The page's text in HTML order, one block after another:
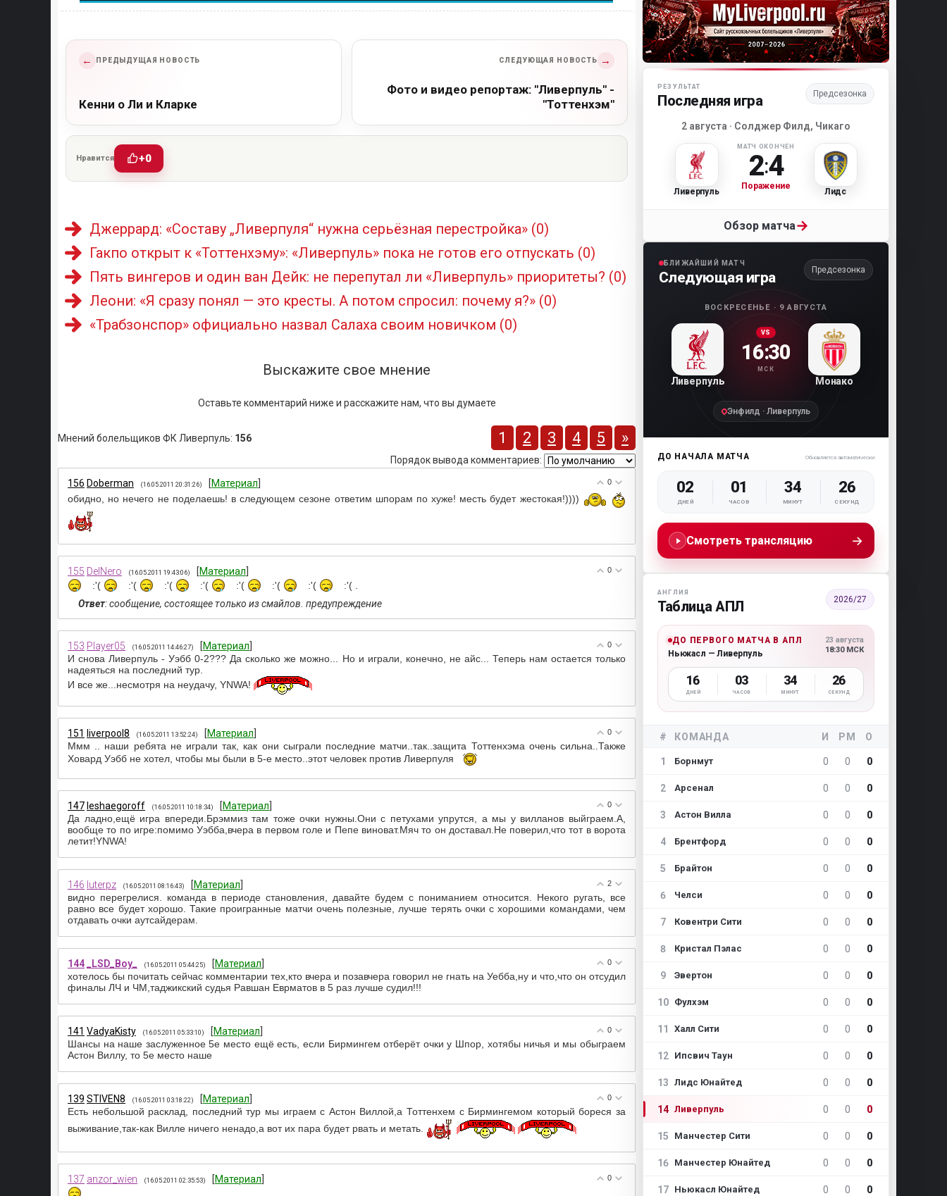
← ПРЕДЫДУЩАЯ НОВОСТЬ
Кенни о Ли и Кларке
СЛЕДУЮЩАЯ НОВОСТЬ →
Фото и видео репортаж: "Ливерпуль" -
"Тоттенхэм"
Нравится +0
Джеррард: «Составу „Ливерпуля“ нужна серьёзная перестройка» (0)
Гакпо открыт к «Тоттенхэму»: «Ливерпуль» пока не готов его отпускать (0)
Пять вингеров и один ван Дейк: не перепутал ли «Ливерпуль» приоритеты? (0)
Леони: «Я сразу понял — это кресты. А потом спросил: почему я?» (0)
«Трабзонспор» официально назвал Салаха своим новичком (0)
Выскажите свое мнение
Оставьте комментарий ниже и расскажите нам, что вы думаете
Мнений болельщиков ФК Ливерпуль: 156 1 2 3 4 5 »
Порядок вывода комментариев:
0
156 Doberman (16.05.2011 20:31:26) [Материал
обидно, но нечего не поделаешь! в следующем сезоне ответим шпорам по хуже! месть будет жестокая!))))
0
155 DelNero (16.05.2011 19:43:06) [Материал
:'(
:'( :'( :'( :'( :'( :'(
:'( .
Ответ: сообщение, состоящее только из смайлов. предупреждение
0
153 Player05 (16.05.2011 14:46:27) [Материал
И снова Ливерпуль - Уэбб 0-2??? Да сколько же можно... Но и играли, конечно, не айс... Теперь нам остается только
надеяться на последний тур.
И все же...несмотря на неудачу, YNWA!
0
151 liverpool8 (16.05.2011 13:52:24) [Материал
Ммм .. наши ребята не играли так, как они сыграли последние матчи..так..защита Тоттенхэмa очень сильна..Также
Ховард Уэбб не хотел, чтобы мы были в 5-е место..этот человек против Ливерпуля
0
147 leshaegoroff (16.05.2011 10:18:34) [Материал
Да ладно,ещё игра впереди.Брэммиз там тоже очки нужны.Они с петухами упрутся, а мы у вилланов выйграем.А,
вообще то по игре:помимо Уэбба,вчера в первом голе и Пепе виноват.Мяч то он доставал.Не поверил,что тот в ворота
летит!YNWA!
2
146 luterpz (16.05.2011 08:16:43) [Материал
видно перегрелися. команда в периоде становления, давайте будем с пониманием относится. Некого ругать, все
равно все будет хорошо. Такие проигранные матчи очень полезные, лучше терять очки с хорошими командами, чем
отдавать очки аутсайдерам.
0
144 _LSD_Boy_ (16.05.2011 05:44:25) [Материал
хотелось бы почитать сейчас комментарии тех,кто вчера и позавчера говорил не гнать на Уебба,ну и что,что он отсудил
финалы ЛЧ и ЧМ,таджикский судья Равшан Еврматов в 5 раз лучше судил!!!
0
141 VadyaKisty (16.05.2011 05:33:10) [Материал
Шансы на наше заслуженное 5е место ещё есть, если Бирмингем отберёт очки у Шпор, хотябы ничья и мы обыграем
Астон Виллу, то 5е место наше
0
139 STIVEN8 (16.05.2011 03:18:22) [Материал
Есть небольшой расклад, последний тур мы играем с Астон Виллой,а Тоттенхем с Бирмингемом который бореся за
выживание,так-как Вилле ничего ненадо,а вот их пара будет рвать и метать.
0
137 anzor_wien (16.05.2011 02:35:53) [Материал
Матч-центр «Ливерпуля»
РЕЗУЛЬТАТ
Последняя игра Предсезонка
2 августа · Солджер Филд, Чикаго
Ливерпуль
МАТЧ ОКОНЧЕН
2:4
Поражение
Лидс
Обзор матча→
БЛИЖАЙШИЙ МАТЧ
Следующая игра Предсезонка
ВОСКРЕСЕНЬЕ · 9 АВГУСТА
Ливерпуль
VS
16:30
МСК
Монако
Энфилд · Ливерпуль
ДО НАЧАЛА МАТЧА Обновляется автоматически
02
ДНЕЙ
01
ЧАСОВ
34
МИНУТ
25
СЕКУНД
Смотреть трансляцию →
АНГЛИЯ
Таблица АПЛ 2026/27
ДО ПЕРВОГО МАТЧА В АПЛ
Ньюкасл — Ливерпуль
23 августа
18:30 МСК
16
ДНЕЙ
03
ЧАСОВ
34
МИНУТ
25
СЕКУНД
# КОМАНДА И РМ О
1 Борнмут 0 0 0
2 Арсенал 0 0 0
3 Астон Вилла 0 0 0
4 Брентфорд 0 0 0
5 Брайтон 0 0 0
6 Челси 0 0 0
7 Ковентри Сити 0 0 0
8 Кристал Пэлас 0 0 0
9 Эвертон 0 0 0
10 Фулхэм 0 0 0
11 Халл Сити 0 0 0
12 Ипсвич Таун 0 0 0
13 Лидс Юнайтед 0 0 0
14 Ливерпуль 0 0 0
15 Манчестер Сити 0 0 0
16 Манчестер Юнайтед 0 0 0
17 Ньюкасл Юнайтед 0 0 0